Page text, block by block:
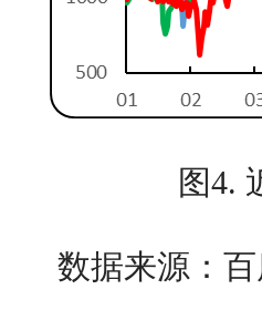
图4.
数据来源：